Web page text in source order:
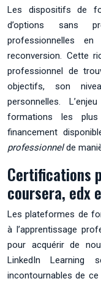
Les dispositifs de
d’options sans
professionnelles
reconversion. Cette
professionnel de
objectifs, son
personnelles.
formations les
financement
professionnelde
Certifications
coursera, edx
Les plateformes de
à l’apprentissage
pour acquérir de
LinkedIn Learning
incontournables de